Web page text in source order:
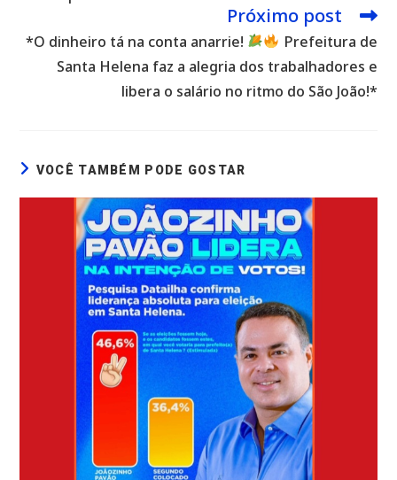
Próximo post
*O dinheiro tá na conta anarrie!
Prefeitura de
Santa Helena faz a alegria dos trabalhadores e
libera o salário no ritmo do São João!*
VOCÊ TAMBÉM PODE GOSTAR